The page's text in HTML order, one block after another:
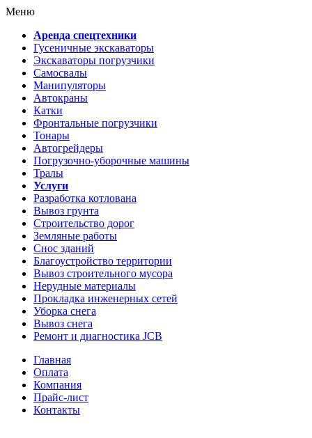
Меню
Аренда спецтехники
Гусеничные экскаваторы
Экскаваторы погрузчики
Самосвалы
Манипуляторы
Автокраны
Катки
Фронтальные погрузчики
Тонары
Автогрейдеры
Погрузочно-уборочные машины
Тралы
Услуги
Разработка котлована
Вывоз грунта
Строительство дорог
Земляные работы
Снос зданий
Благоустройство территории
Вывоз строительного мусора
Нерудные материалы
Прокладка инженерных сетей
Уборка снега
Вывоз снега
Ремонт и диагностика JCB
Главная
Оплата
Компания
Прайс-лист
Контакты